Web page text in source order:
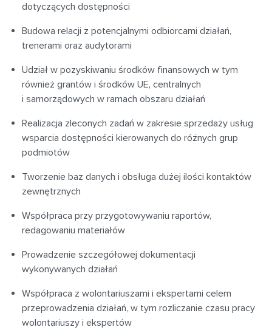
dotyczących dostępności
Budowa relacji z potencjalnymi odbiorcami działań,
trenerami oraz audytorami
Udział w pozyskiwaniu środków finansowych w tym
również grantów i środków UE, centralnych
i samorządowych w ramach obszaru działań
Realizacja zleconych zadań w zakresie sprzedaży usług
wsparcia dostępności kierowanych do różnych grup
podmiotów
Tworzenie baz danych i obsługa dużej ilości kontaktów
zewnętrznych
Współpraca przy przygotowywaniu raportów,
redagowaniu materiałów
Prowadzenie szczegółowej dokumentacji
wykonywanych działań
Współpraca z wolontariuszami i ekspertami celem
przeprowadzenia działań, w tym rozliczanie czasu pracy
wolontariuszy i ekspertów